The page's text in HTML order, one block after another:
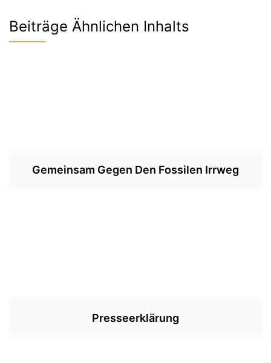
Beiträge Ähnlichen Inhalts
Gemeinsam Gegen Den Fossilen Irrweg
Presseerklärung